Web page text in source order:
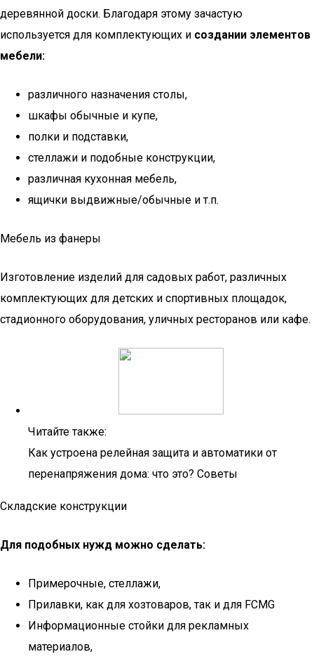
деревянной доски. Благодаря этому зачастую
используется для комплектующих и создании элементов
мебели:
различного назначения столы,
шкафы обычные и купе,
полки и подставки,
стеллажи и подобные конструкции,
различная кухонная мебель,
ящички выдвижные/обычные и т.п.
Мебель из фанеры
Изготовление изделий для садовых работ, различных
комплектующих для детских и спортивных площадок,
стадионного оборудования, уличных ресторанов или кафе.
Читайте также:
Как устроена релейная защита и автоматики от
перенапряжения дома: что это? Советы
Складские конструкции
Для подобных нужд можно сделать:
Примерочные, стеллажи,
Прилавки, как для хозтоваров, так и для FCMG
Информационные стойки для рекламных
материалов,